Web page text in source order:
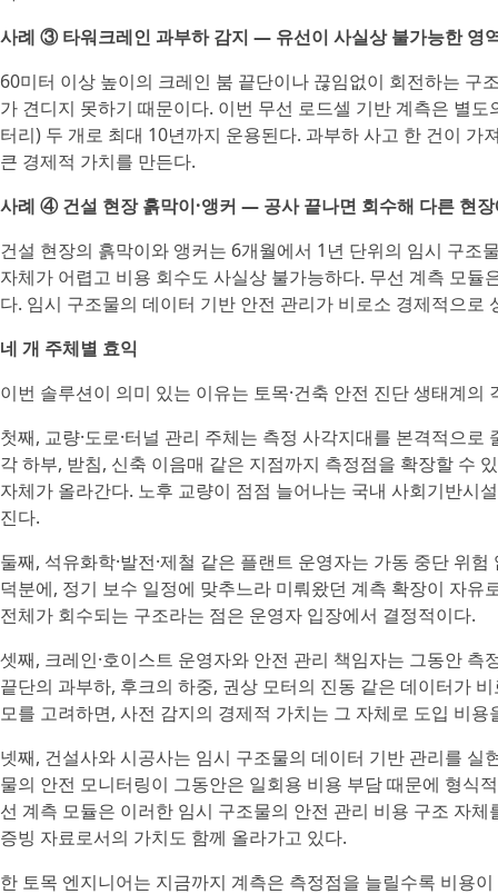
사례 ③ 타워크레인 과부하 감지 — 유선이 사실상 불가능한 영
60미터 이상 높이의 크레인 붐 끝단이나 끊임없이 회전하는
가 견디지 못하기 때문이다. 이번 무선 로드셀 기반 계측은 별
터리) 두 개로 최대 10년까지 운용된다. 과부하 사고 한 건이 가
큰 경제적 가치를 만든다.
사례 ④ 건설 현장 흙막이·앵커 — 공사 끝나면 회수해 다른 현
건설 현장의 흙막이와 앵커는 6개월에서 1년 단위의 임시 구조
자체가 어렵고 비용 회수도 사실상 불가능하다. 무선 계측 모
다. 임시 구조물의 데이터 기반 안전 관리가 비로소 경제적으로
네 개 주체별 효익
이번 솔루션이 의미 있는 이유는 토목·건축 안전 진단 생태계
첫째, 교량·도로·터널 관리 주체는 측정 사각지대를 본격적으
각 하부, 받침, 신축 이음매 같은 지점까지 측정점을 확장할 수
자체가 올라간다. 노후 교량이 점점 늘어나는 국내 사회기반시
진다.
둘째, 석유화학·발전·제철 같은 플랜트 운영자는 가동 중단 위
덕분에, 정기 보수 일정에 맞추느라 미뤄왔던 계측 확장이 자
전체가 회수되는 구조라는 점은 운영자 입장에서 결정적이다.
셋째, 크레인·호이스트 운영자와 안전 관리 책임자는 그동안
끝단의 과부하, 후크의 하중, 권상 모터의 진동 같은 데이터가
모를 고려하면, 사전 감지의 경제적 가치는 그 자체로 도입 비용
넷째, 건설사와 시공사는 임시 구조물의 데이터 기반 관리를
물의 안전 모니터링이 그동안은 일회용 비용 부담 때문에 형식
선 계측 모듈은 이러한 임시 구조물의 안전 관리 비용 구조 자
증빙 자료로서의 가치도 함께 올라가고 있다.
한 토목 엔지니어는 지금까지 계측은 측정점을 늘릴수록 비용